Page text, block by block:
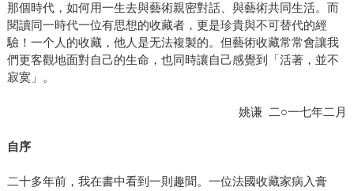
那個時代，如何用一生去與藝術親密對話、與藝術共同生活。而
閱讀同一時代一位有思想的收藏者，更是珍貴與不可替代的經
驗！一个人的收藏，他人是无法複製的。但藝術收藏常常會讓我
們更客觀地面對自己的生命，也同時讓自己感覺到「活著，並不
寂寞」。
姚谦 二○一七年二月
自序
二十多年前，我在書中看到一則趣聞。一位法國收藏家病入膏